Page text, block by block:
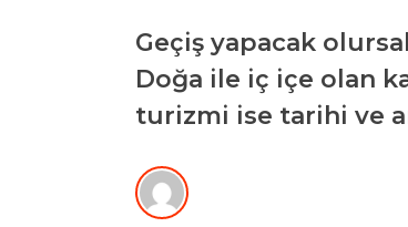
Geçiş yapacak
Doğa ile iç içe olan
turizmi ise tarihi ve